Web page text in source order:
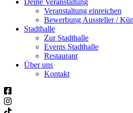
Veranstaltung einreichen
Bewerbung Aussteller /
Stadthalle
Zur Stadthalle
Events Stadthalle
Restaurant
Über uns
Kontakt